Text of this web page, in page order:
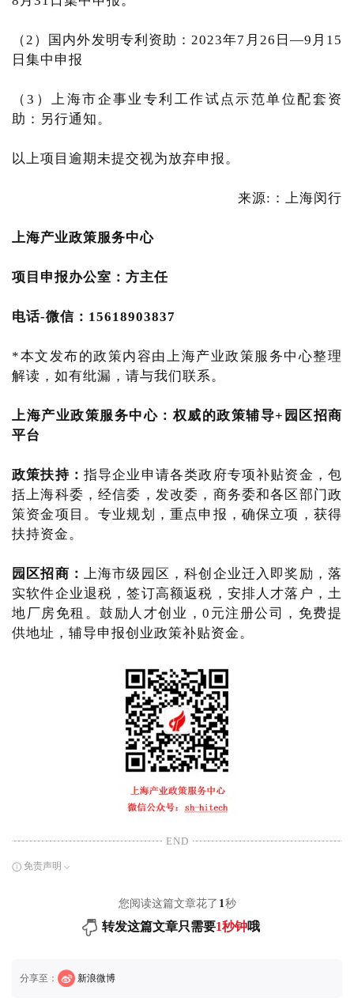
（2）国内外发明专利资助：2023年7月26日—9月15
日集中申报
（3）上海市企事业专利工作试点示范单位配套资
助：另行通知。
以上项目逾期未提交视为放弃申报。
来源:：上海闵行
上海产业政策服务中心
项目申报办公室：方主任
电话-微信：15618903837
*本文发布的政策内容由上海产业政策服务中心整理
解读，如有纰漏，请与我们联系。
上海产业政策服务中心 ：权威的政策辅导+园区招商
平台
政策扶持： 指导企业申请各类政府专项补贴资金，包
括上海科委，经信委，发改委，商务委和各区部门政
策资金项目。专业规划，重点申报，确保立项，获得
扶持资金。
园区招商： 上海市级园区，科创企业迁入即奖励，落
实软件企业退税，签订高额返税，安排人才落户，土
地厂房免租。鼓励人才创业，0元注册公司，免费提
供地址，辅导申报创业政策补贴资金。
END
免责声明
您阅读这篇文章花了 1 秒
转发这篇文章只需要1秒钟哦
分享至： 新浪微博